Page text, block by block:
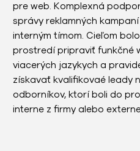
pre web. Komplexná
správy reklamných
interným tímom. Cieľom
prostredí pripraviť funkčné
viacerých jazykych a
získavať kvalifikovaé leady
odborníkov, ktorí boli do
interne z firmy alebo